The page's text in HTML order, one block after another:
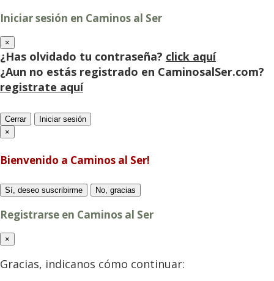
Iniciar sesión en Caminos al Ser
×
¿Has olvidado tu contraseña? click aquí
¿Aun no estás registrado en CaminosalSer.com?
registrate aquí
Cerrar
Iniciar sesión
×
Bienvenido a Caminos al Ser!
Sí, deseo suscribirme No, gracias
Registrarse en Caminos al Ser
×
Gracias, indicanos cómo continuar: